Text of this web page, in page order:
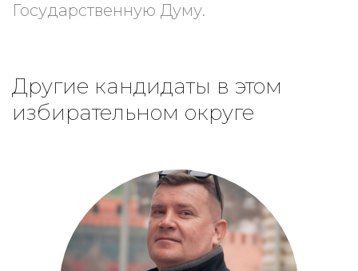
Государственную Думу.
Другие кандидаты в этом
избирательном округе